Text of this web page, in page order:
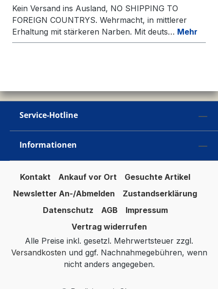
Kein Versand ins Ausland, NO SHIPPING TO
FOREIGN COUNTRYS. Wehrmacht, in mittlerer
Erhaltung mit stärkeren Narben. Mit deuts… Mehr
Service-Hotline
Informationen
Kontakt Ankauf vor Ort
Gesuchte Artikel
Newsletter An-/Abmelden
Zustandserklärung
Datenschutz
AGB
Impressum
Vertrag widerrufen
Alle Preise inkl. gesetzl. Mehrwertsteuer zzgl.
Versandkosten und ggf. Nachnahmegebühren, wenn
nicht anders angegeben.